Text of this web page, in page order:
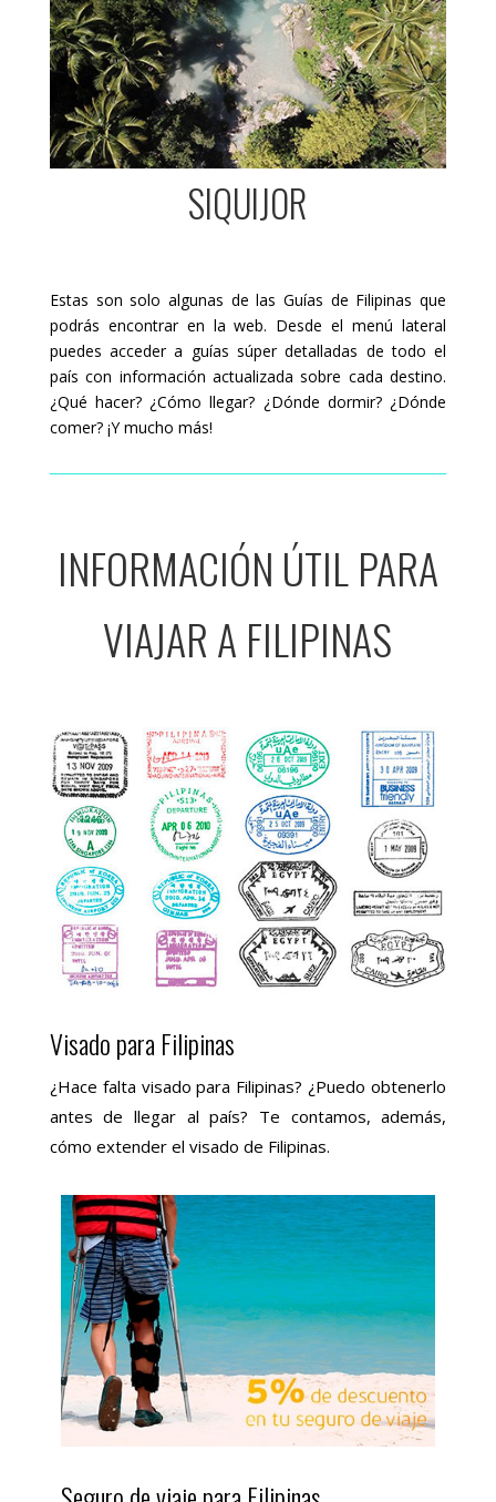
SIQUIJOR
Estas son solo algunas de las Guías de Filipinas que
podrás encontrar en la web. Desde el menú lateral
puedes acceder a guías súper detalladas de todo el
país con información actualizada sobre cada destino.
¿Qué hacer? ¿Cómo llegar? ¿Dónde dormir? ¿Dónde
comer? ¡Y mucho más!
INFORMACIÓN ÚTIL PARA
VIAJAR A FILIPINAS
Visado para Filipinas
¿Hace falta visado para Filipinas? ¿Puedo obtenerlo
antes de llegar al país? Te contamos, además,
cómo extender el visado de Filipinas.